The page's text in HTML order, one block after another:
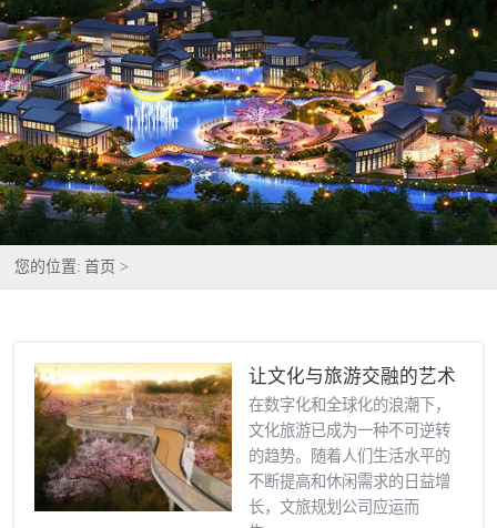
您的位置: 首页 >
让文化与旅游交融的艺术
——探索文旅规划公司的
无限可能
在数字化和全球化的浪潮下，
文化旅游已成为一种不可逆转
的趋势。随着人们生活水平的
不断提高和休闲需求的日益增
长，文旅规划公司应运而